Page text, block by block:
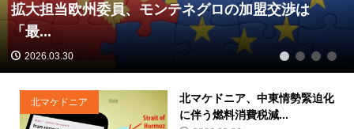
拡大担当欧州委員、モンテネグロの加盟交渉は
「最...
2026.03.30 1 2 3 4
北マケドニア
北マケドニア、中東情勢緊迫化
に伴う燃料消費税減...